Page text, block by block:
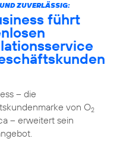
ZUVERLÄSSIG:
führt
– die
von O2
– erweitert sein